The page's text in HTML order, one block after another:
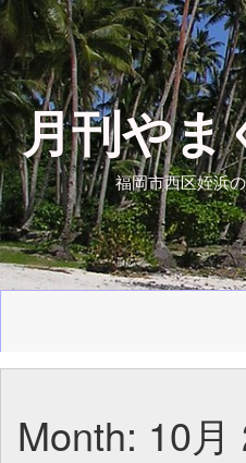
月刊やま
福岡市西区姪浜
Month: 10月